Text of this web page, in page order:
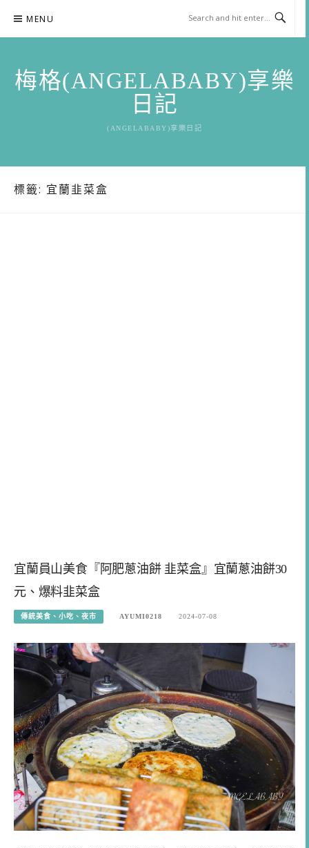
content
MENU
梅格(ANGELABABY)享樂
日記
(ANGELABABY)享樂日記
標籤: 宜蘭韭菜盒
宜蘭員山美食『阿肥蔥油餅 韭菜盒』宜蘭蔥油餅30
元、爆料韭菜盒
傳統美食、小吃、夜市 AYUMI0218 2024-07-08